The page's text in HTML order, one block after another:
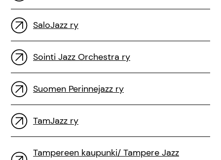
SaloJazz ry
Sointi Jazz Orchestra ry
Suomen Perinnejazz ry
TamJazz ry
Tampereen kaupunki/ Tampere Jazz